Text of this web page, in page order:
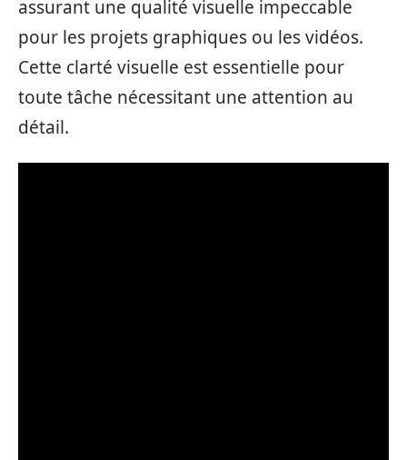
assurant une qualité visuelle impeccable
pour les projets graphiques ou les vidéos.
Cette clarté visuelle est essentielle pour
toute tâche nécessitant une attention au
détail.